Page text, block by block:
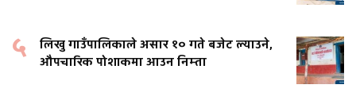
५
लिखु गाउँपालिकाले असार १० गते बजेट ल्याउने,
औपचारिक पोशाकमा आउन निम्ता